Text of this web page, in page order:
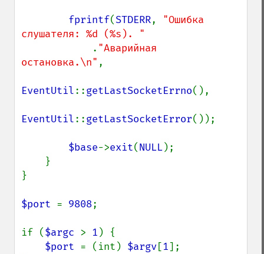
fprintf(STDERR, "Ошибка
слушателя: %d (%s). "
. "Аварийная
остановка.\n" ,
EventUtil::getLastSocketErrno(),
EventUtil::getLastSocketError());
$base->exit(NULL);
}
$port = 9808;
if ($argc > 1 ) {
$port = (int) $argv[1];